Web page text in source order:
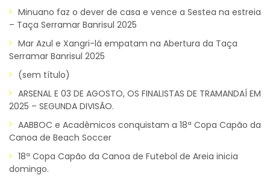
Minuano faz o dever de casa e vence a Sestea na estreia
– Taça Serramar Banrisul 2025
Mar Azul e Xangri-lá empatam na Abertura da Taça
Serramar Banrisul 2025
(sem título)
ARSENAL E 03 DE AGOSTO, OS FINALISTAS DE TRAMANDAÍ EM
2025 – SEGUNDA DIVISÃO.
AABBOC e Acadêmicos conquistam a 18ª Copa Capão da
Canoa de Beach Soccer
18ª Copa Capão da Canoa de Futebol de Areia inicia
domingo.